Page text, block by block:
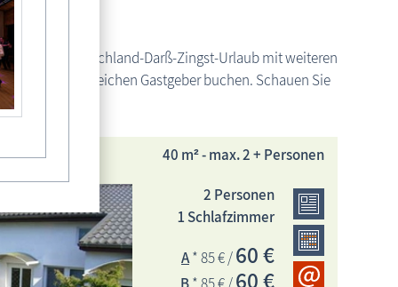
Ihren Fischland-Darß-Zingst-Urlaub mit weiteren
bei dem gleichen Gastgeber buchen. Schauen Sie
40 m² - max. 2 + Personen
2 Personen
1 Schlafzimmer
A* 85 € /60 €
B* 85 € /60 €